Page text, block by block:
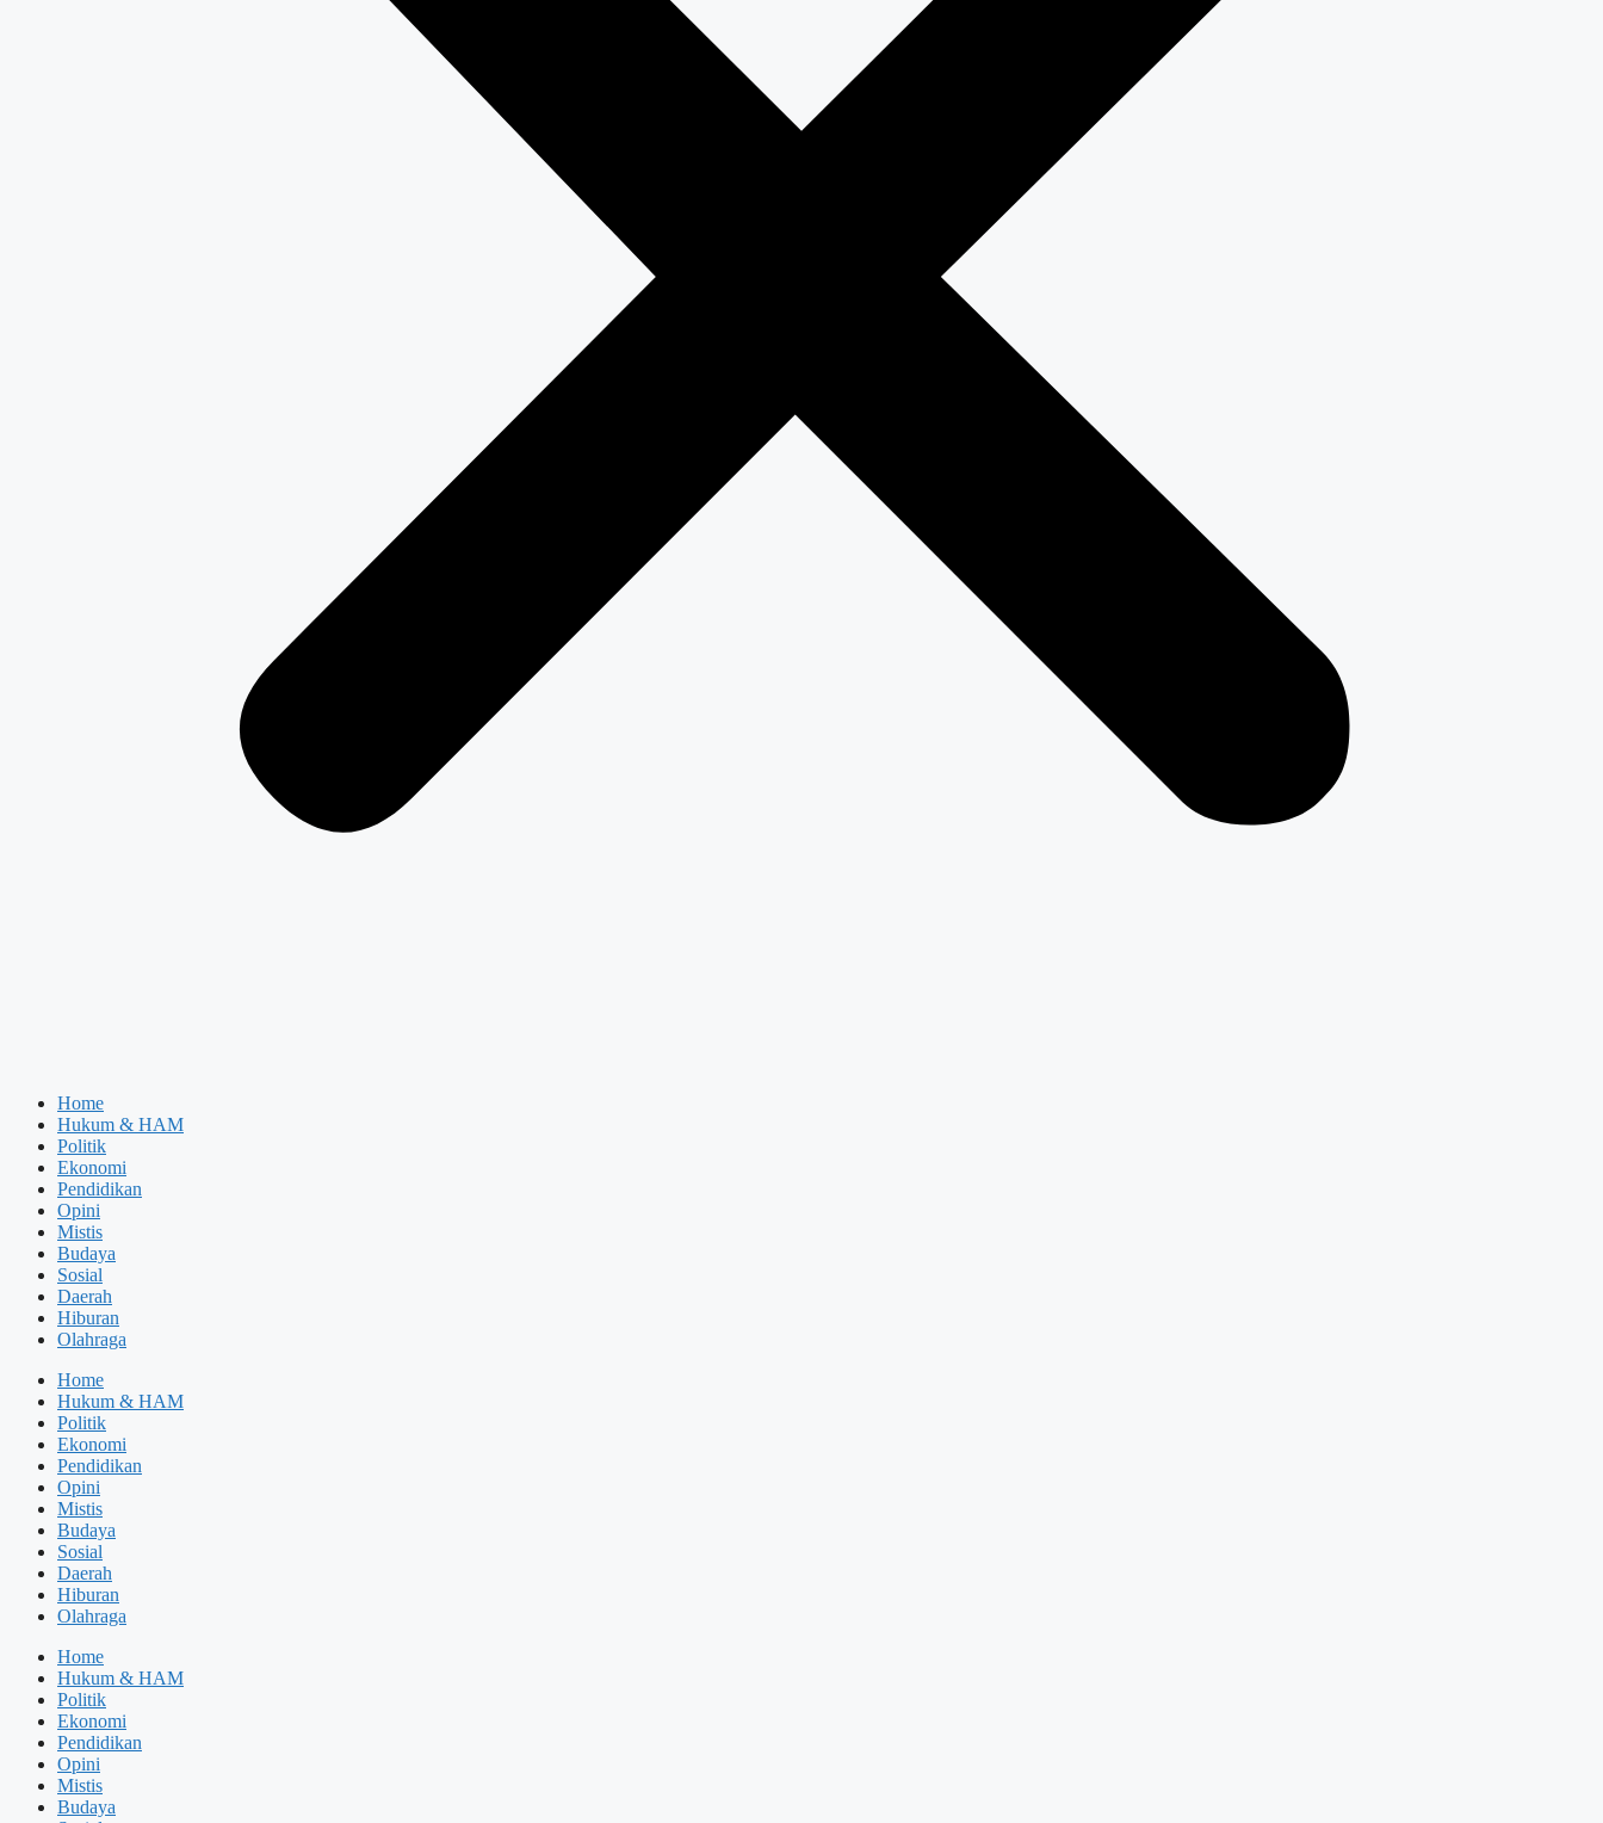
Home
Hukum & HAM
Politik
Ekonomi
Pendidikan
Opini
Mistis
Budaya
Sosial
Daerah
Hiburan
Olahraga
Home
Hukum & HAM
Politik
Ekonomi
Pendidikan
Opini
Mistis
Budaya
Sosial
Daerah
Hiburan
Olahraga
Home
Hukum & HAM
Politik
Ekonomi
Pendidikan
Opini
Mistis
Budaya